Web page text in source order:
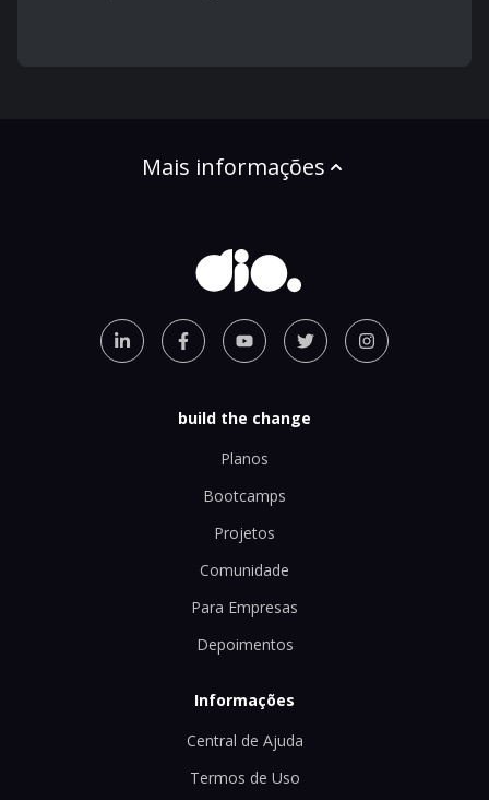
Mais informações
build the change
Planos
Bootcamps
Projetos
Comunidade
Para Empresas
Depoimentos
Informações
Central de Ajuda
Termos de Uso